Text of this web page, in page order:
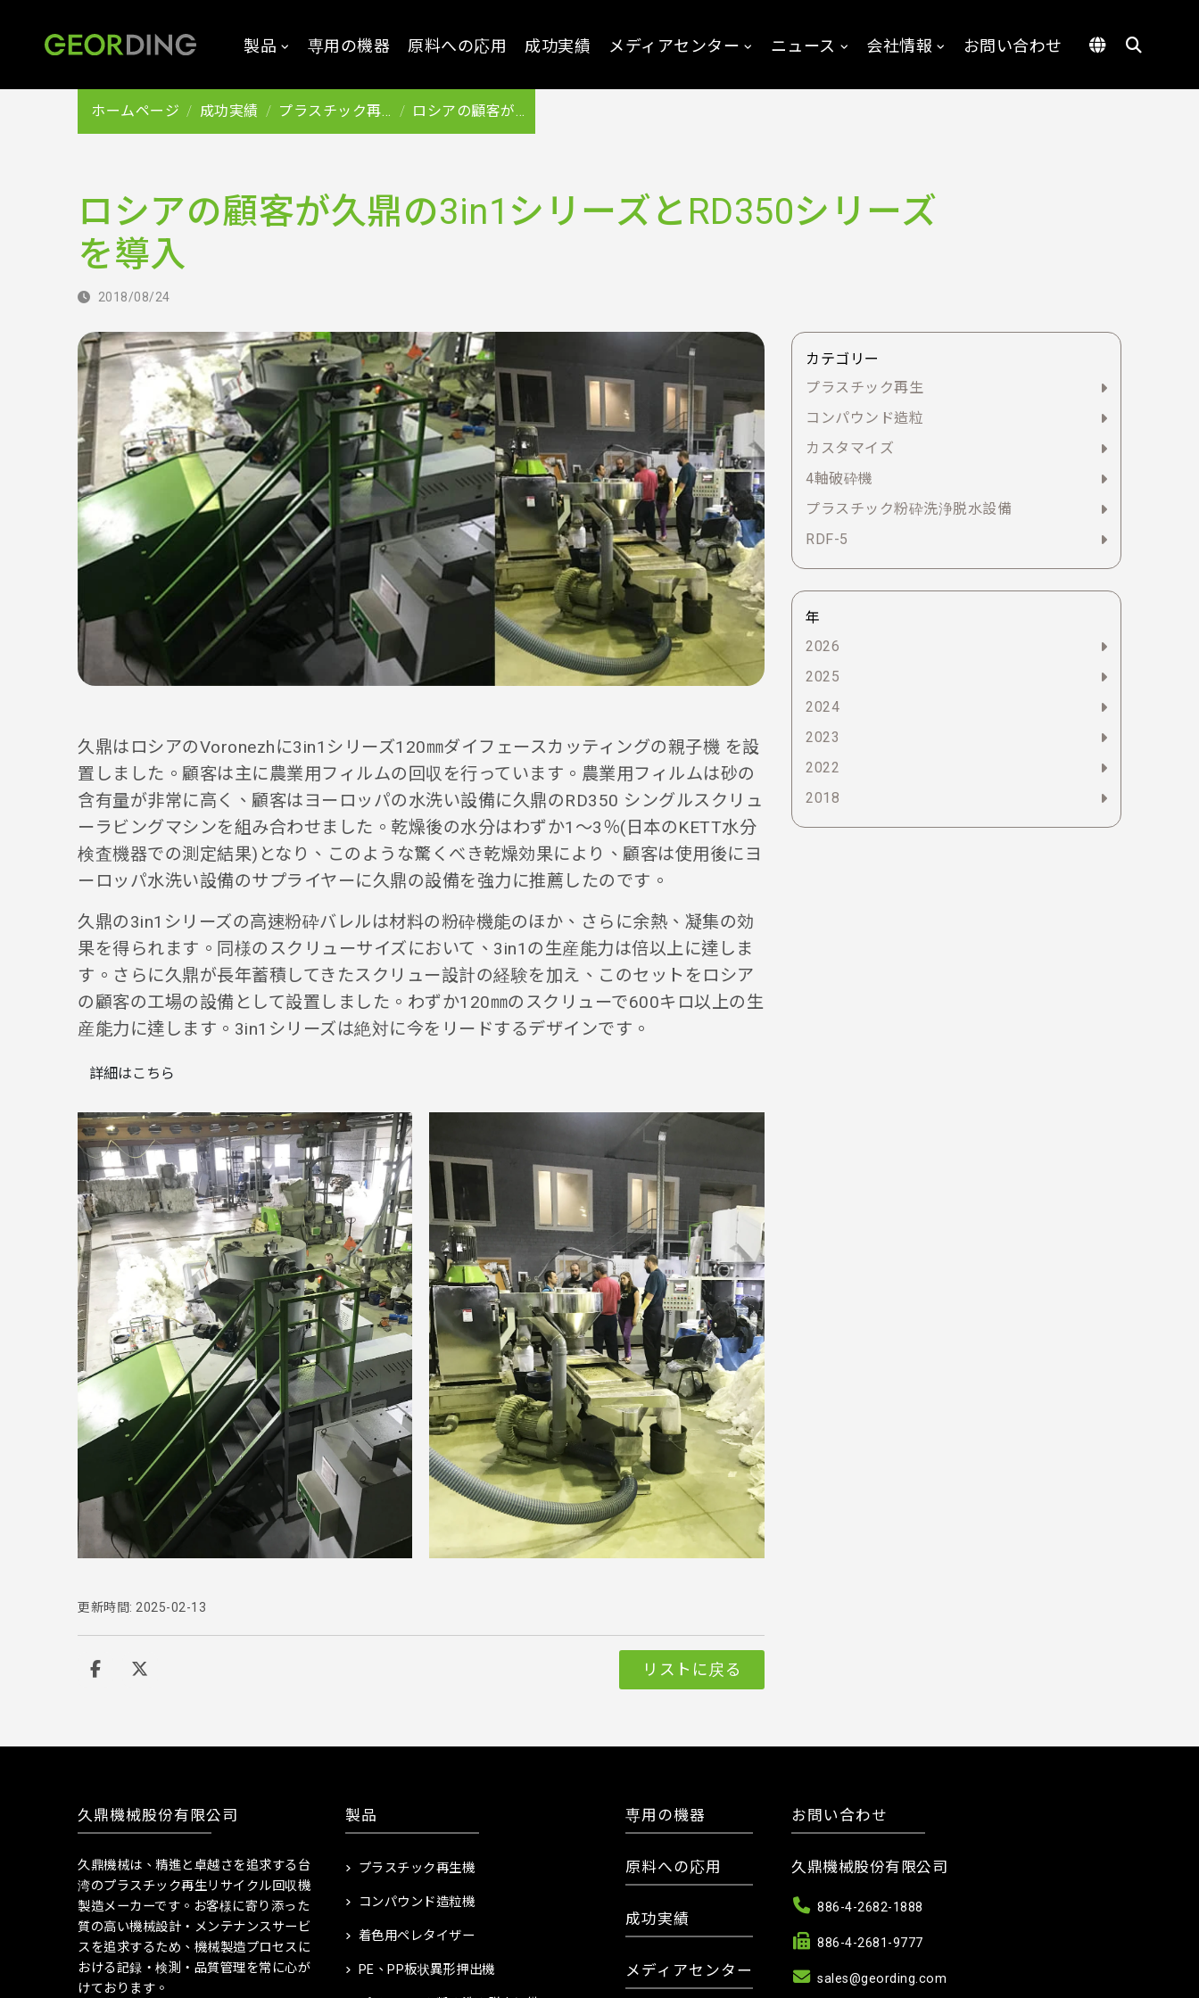
製品 専用の機器 原料への応用 成功実績 メディアセンター ニュース 会社情報 お問い合わせ
ホームページ 成功実績 プラスチック再生 ロシアの顧客が久鼎の3in1シリーズとRD350シリーズを導入
ロシアの顧客が久鼎の3in1シリーズとRD350シリーズ
を導入
2018/08/24
久鼎はロシアのVoronezhに3in1シリーズ120㎜ダイフェースカッティングの親子機 を設
置しました。顧客は主に農業用フィルムの回収を行っています。農業用フィルムは砂の
含有量が非常に高く、顧客はヨーロッパの水洗い設備に久鼎のRD350 シングルスクリュ
ーラビングマシンを組み合わせました。乾燥後の水分はわずか1～3％(日本のKETT水分
検査機器での測定結果)となり、このような驚くべき乾燥効果により、顧客は使用後にヨ
ーロッパ水洗い設備のサプライヤーに久鼎の設備を強力に推薦したのです。
久鼎の3in1シリーズの高速粉砕バレルは材料の粉砕機能のほか、さらに余熱、凝集の効
果を得られます。同様のスクリューサイズにおいて、3in1の生産能力は倍以上に達しま
す。さらに久鼎が長年蓄積してきたスクリュー設計の経験を加え、このセットをロシア
の顧客の工場の設備として設置しました。わずか120㎜のスクリューで600キロ以上の生
産能力に達します。3in1シリーズは絶対に今をリードするデザインです。
更新時間: 2025-02-13
リストに戻る
カテゴリー
プラスチック再生
コンパウンド造粒
カスタマイズ
4軸破砕機
プラスチック粉砕洗浄脱水設備
RDF-5
年
2026
2025
2024
2023
2022
2018
久鼎機械股份有限公司
久鼎機械は、精進と卓越さを追求する台
湾のプラスチック再生リサイクル回収機
製造メーカーです。お客様に寄り添った
質の高い機械設計・メンテナンスサービ
スを追求するため、機械製造プロセスに
おける記録・検測・品質管理を常に心が
けております。
製品
プラスチック再生機
コンパウンド造粒機
着色用ペレタイザー
PE、PP板状異形押出機
専用の機器
原料への応用
成功実績
メディアセンター
お問い合わせ
久鼎機械股份有限公司
886-4-2682-1888
886-4-2681-9777
sales@geording.com